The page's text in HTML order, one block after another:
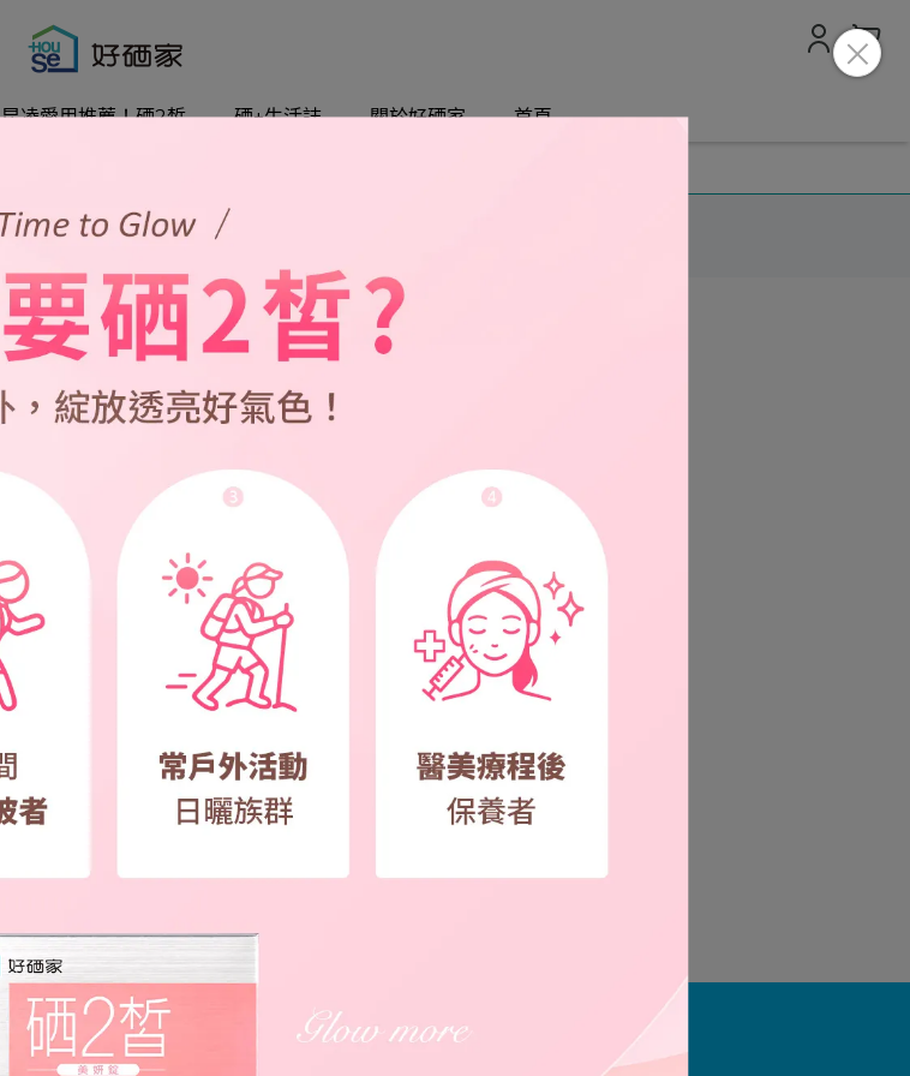
昆凌愛用推薦！硒2皙 硒+生活誌 關於好硒家 首頁
最新消息 硒+生活誌
配送須知